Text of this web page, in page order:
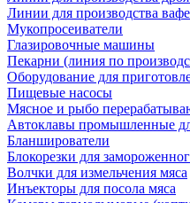
Линии для производства
Мукопросеиватели
Глазировочные машины
Пекарни (линия по
Оборудование для
Пищевые насосы
Мясное и рыбо
Автоклавы промышленные
Бланширователи
Блокорезки для
Волчки для измельчения мяса
Инъекторы для посола мяса